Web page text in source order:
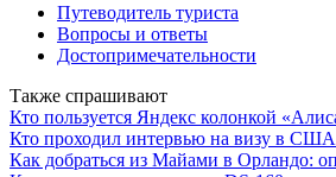
Путеводитель туриста
Вопросы и ответы
Достопримечательности
Также спрашивают
Кто пользуется Яндекс колонкой
Кто проходил интервью на визу в
Как добраться из Майами в Орландо: